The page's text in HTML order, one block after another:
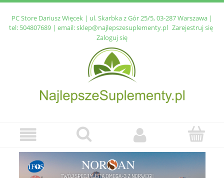
PC Store Dariusz Więcek | ul. Skarbka z Gór 25/5, 03-287 Warszawa |
tel: 504807689| email:sklep@najlepszesuplementy.pl Zarejestruj się
Zaloguj się